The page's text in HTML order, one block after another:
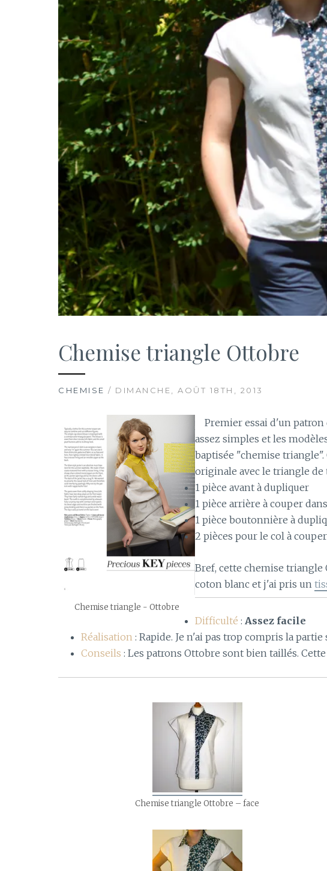
Chemise triangle Ottobre
CHEMISE / DIMANCHE, AOÛT 18TH, 2013
Chemise triangle - Ottobre
Premier essai d'un patron
assez simples et les
baptisée "chemise
originale avec le triangle
1 pièce avant à dupliquer
1 pièce arrière à couper
1 pièce boutonnière à
2 pièces pour le col à
Bref, cette chemise triangle
coton blanc et j'ai pris un
Difficulté : Assez facile
Réalisation : Rapide. Je n'ai pas trop compris la
Conseils : Les patrons Ottobre sont bien taillés.
Chemise triangle Ottobre – face